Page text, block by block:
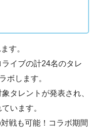
す。
イブの計24名のタレ
ボします。
タレントが発表され、
います。
戦も可能！コラボ期間